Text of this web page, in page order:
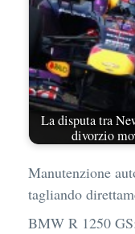
La disputa tra
divorzio
Manutenzione
tagliando
BMW R 1250